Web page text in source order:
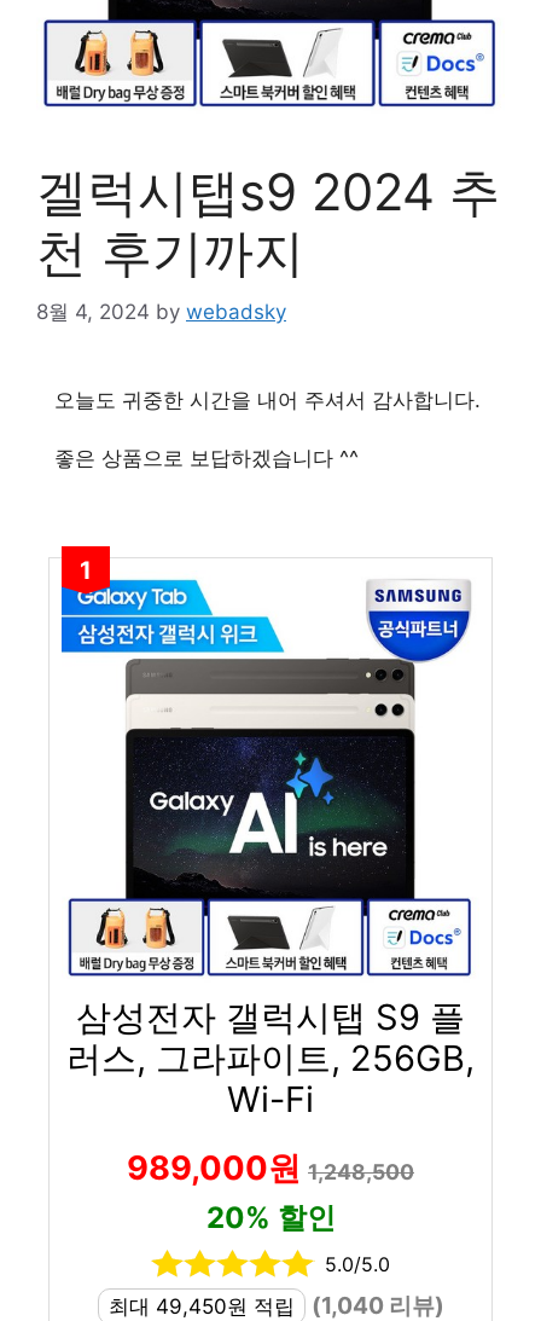
겔럭시탭s9 2024 추
천 후기까지
8월 4, 2024 by webadsky
오늘도 귀중한 시간을 내어 주셔서 감사합니다.
좋은 상품으로 보답하겠습니다 ^^
1
삼성전자 갤럭시탭 S9 플
러스, 그라파이트, 256GB,
Wi-Fi
989,000원 1,248,500
20% 할인
5.0/5.0
최대 49,450원 적립
(1,040 리뷰)